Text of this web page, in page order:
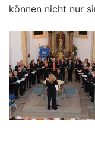
können nicht nur